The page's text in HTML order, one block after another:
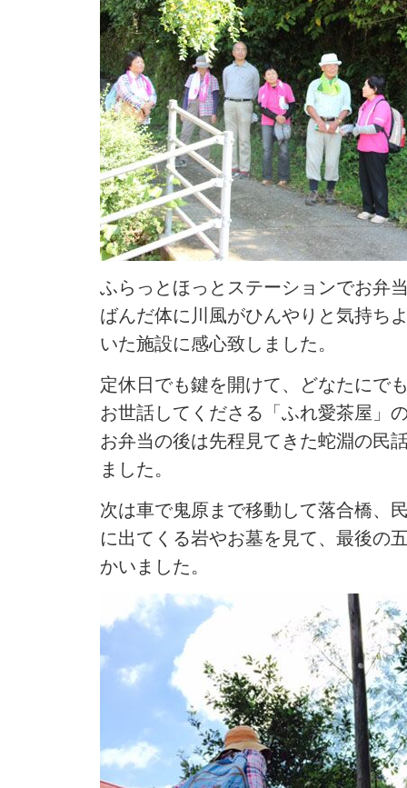
ふらっとほっとステーションでお弁
ばんだ体に川風がひんやりと気持ち
いた施設に感心致しました。
定休日でも鍵を開けて、どなたにで
お世話してくださる「ふれ愛茶屋」
お弁当の後は先程見てきた蛇淵の民
ました。
次は車で鬼原まで移動して落合橋、
に出てくる岩やお墓を見て、最後の
かいました。